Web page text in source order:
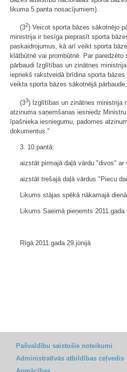
likuma 5.panta nosacījumiem).
(32) Veicot sporta bāzes sākotnējo
ministrija ir tiesīga pieprasīt sporta
paskaidrojumus, kā arī veikt sporta
klātbūtnē vai prombūtnē. Par
pārbaudi Izglītības un zinātnes
iepriekš rakstveidā brīdina sporta
veikta sporta bāzes sākotnējā
(33) Izglītības un zinātnes ministrija
atzinuma saņemšanas iesniedz
īpašnieka iesniegumu, padomes
dokumentus."
3. 10.pantā:
aizstāt pirmajā daļā vārdu "divos" ar
aizstāt trešajā daļā vārdus "Piecu
Likums stājas spēkā nākamajā
Likums Saeimā pieņemts 2011.gada
Rīgā 2011.gada 29.jūnijā
Pašvaldību saistošie noteikumi
Administratīvās atbildības ceļvedis